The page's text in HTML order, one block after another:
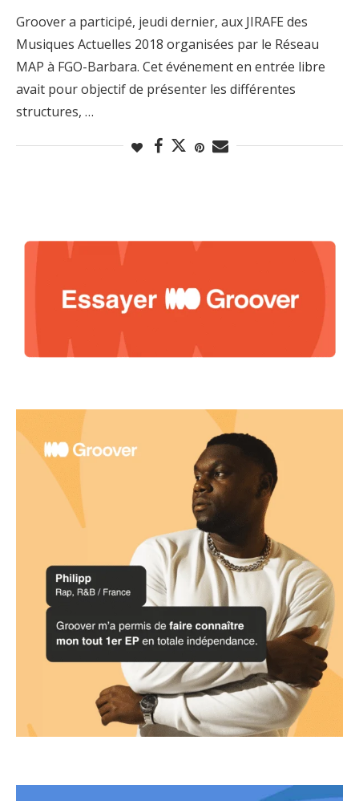
Groover a participé, jeudi dernier, aux JIRAFE des
Musiques Actuelles 2018 organisées par le Réseau
MAP à FGO-Barbara. Cet événement en entrée libre
avait pour objectif de présenter les différentes
structures, …